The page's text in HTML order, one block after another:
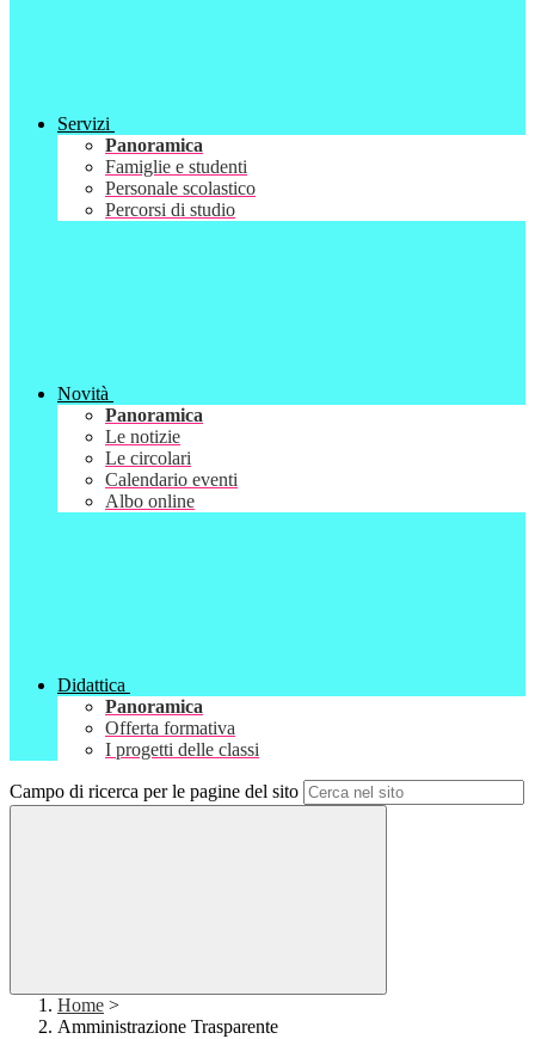
Servizi
Panoramica
Famiglie e studenti
Personale scolastico
Percorsi di studio
Novità
Panoramica
Le notizie
Le circolari
Calendario eventi
Albo online
Didattica
Panoramica
Offerta formativa
I progetti delle classi
Campo di ricerca per le pagine del sito
Home >
Amministrazione Trasparente